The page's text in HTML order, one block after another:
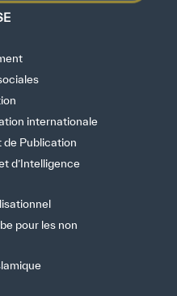
internationale
de Publication
d’Intelligence
pour les non